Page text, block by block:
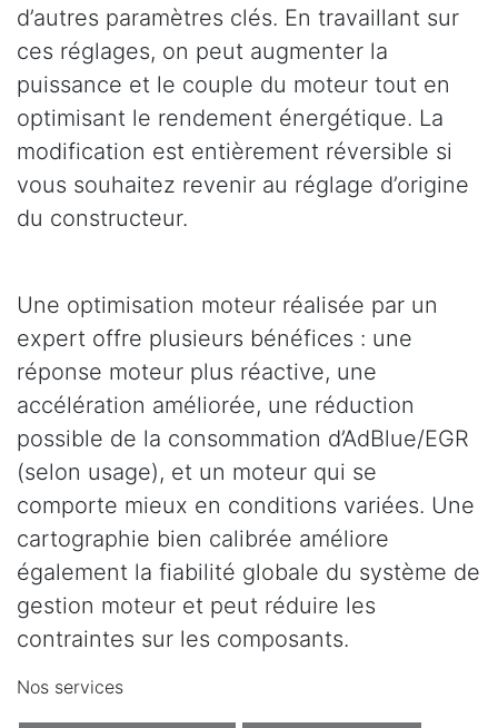
d’autres paramètres clés. En travaillant sur
ces réglages, on peut augmenter la
puissance et le couple du moteur tout en
optimisant le rendement énergétique. La
modification est entièrement réversible si
vous souhaitez revenir au réglage d’origine
du constructeur.
Une optimisation moteur réalisée par un
expert offre plusieurs bénéfices : une
réponse moteur plus réactive, une
accélération améliorée, une réduction
possible de la consommation d’AdBlue/EGR
(selon usage), et un moteur qui se
comporte mieux en conditions variées. Une
cartographie bien calibrée améliore
également la fiabilité globale du système de
gestion moteur et peut réduire les
contraintes sur les composants.
Nos services